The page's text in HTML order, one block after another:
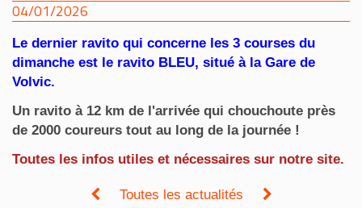
04/01/2026
Le dernier ravito qui concerne les 3 courses du
dimanche est le ravito BLEU, situé à la Gare de
Volvic.
Un ravito à 12 km de l'arrivée qui chouchoute près
de 2000 coureurs tout au long de la journée !
Toutes les infos utiles et nécessaires sur notre site.
Toutes les actualités